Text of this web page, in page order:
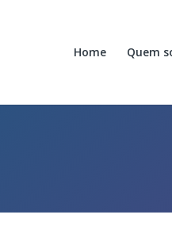
Home Quem